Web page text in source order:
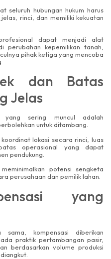
seluruh hubungan hukum harus
rinci, dan memiliki kekuatan
dapat menjadi alat
perubahan kepemilikan tanah,
pihak ketiga yang mencoba
dan Batas
Jelas
sering muncul adalah
untuk ditambang.
lokasi secara rinci, luas
operasional yang dapat
pendukung.
potensi sengketa
perusahaan dan pemilik lahan.
yang
kompensasi diberikan
praktik pertambangan pasir,
berdasarkan volume produksi